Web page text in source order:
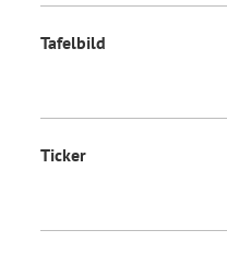
Tafelbild
Ticker